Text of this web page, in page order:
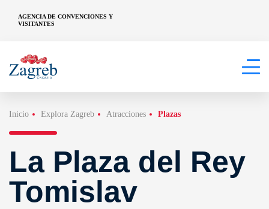
AGENCIA DE CONVENCIONES Y
VISITANTES
Inicio Explora Zagreb Atracciones Plazas
La Plaza del Rey
Tomislav